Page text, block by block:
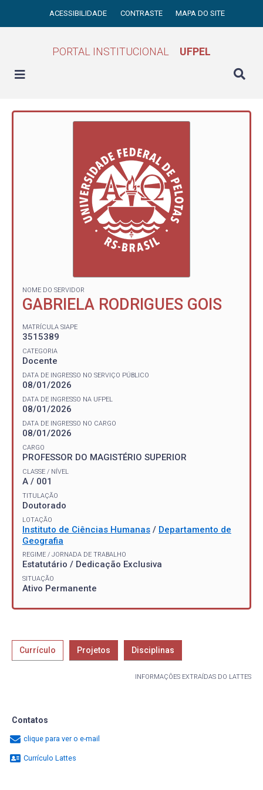
ACESSIBILIDADE CONTRASTE MAPA DO SITE
PORTAL INSTITUCIONAL UFPEL
NOME DO SERVIDOR
GABRIELA RODRIGUES GOIS
MATRÍCULA SIAPE
3515389
CATEGORIA
Docente
DATA DE INGRESSO NO SERVIÇO PÚBLICO
08/01/2026
DATA DE INGRESSO NA UFPEL
08/01/2026
DATA DE INGRESSO NO CARGO
08/01/2026
CARGO
PROFESSOR DO MAGISTÉRIO SUPERIOR
CLASSE / NÍVEL
A / 001
TITULAÇÃO
Doutorado
LOTAÇÃO
Instituto de Ciências Humanas / Departamento de
Geografia
REGIME / JORNADA DE TRABALHO
Estatutário / Dedicação Exclusiva
SITUAÇÃO
Ativo Permanente
Currículo Projetos Disciplinas
INFORMAÇÕES EXTRAÍDAS DO LATTES
Contatos
clique para ver o e-mail
Currículo Lattes